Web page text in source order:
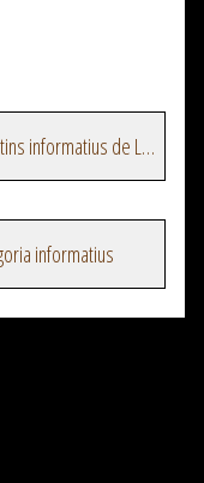
Veure més episodis del programa Butlletins informatius de La Xarxa
informatius